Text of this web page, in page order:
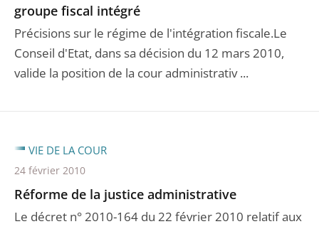
groupe fiscal intégré
Précisions sur le régime de l'intégration fiscale.Le
Conseil d'Etat, dans sa décision du 12 mars 2010,
valide la position de la cour administrativ ...
Réforme de la justice administrative
Le décret n° 2010-164 du 22 février 2010 relatif aux
VIE DE LA COUR
24 février 2010